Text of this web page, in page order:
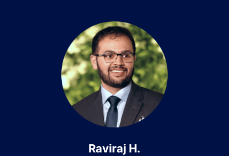
Raviraj H.